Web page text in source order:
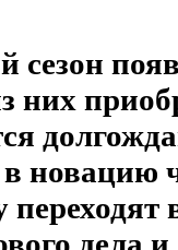
сезон
них
новацию